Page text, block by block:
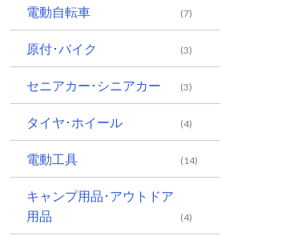
電動自転車 (7)
原付･バイク (3)
セニアカー･シニアカー (3)
タイヤ･ホイール (4)
電動工具 (14)
キャンプ用品･アウトドア
用品
(4)